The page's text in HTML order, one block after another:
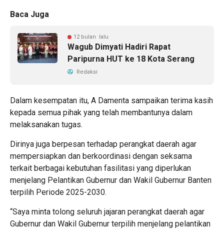
Baca Juga
12 bulan lalu
Wagub Dimyati Hadiri Rapat
Paripurna HUT ke 18 Kota Serang
Redaksi
Dalam kesempatan itu, A Damenta sampaikan terima kasih
kepada semua pihak yang telah membantunya dalam
melaksanakan tugas.
Dirinya juga berpesan terhadap perangkat daerah agar
mempersiapkan dan berkoordinasi dengan seksama
terkait berbagai kebutuhan fasilitasi yang diperlukan
menjelang Pelantikan Gubernur dan Wakil Gubernur Banten
terpilih Periode 2025-2030.
“Saya minta tolong seluruh jajaran perangkat daerah agar
Gubernur dan Wakil Gubernur terpilih menjelang pelantikan